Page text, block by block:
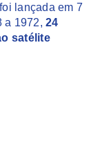
lançada em 7
a 1972, 24
satélite